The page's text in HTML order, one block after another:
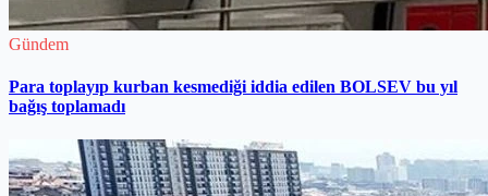
Gündem
Para toplayıp kurban kesmediği iddia edilen BOLSEV bu yıl
bağış toplamadı